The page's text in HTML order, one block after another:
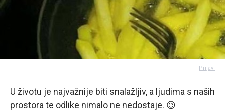
Prijavi
U životu je najvažnije biti snalažljiv, a ljudima s naših
prostora te odlike nimalo ne nedostaje. 😉